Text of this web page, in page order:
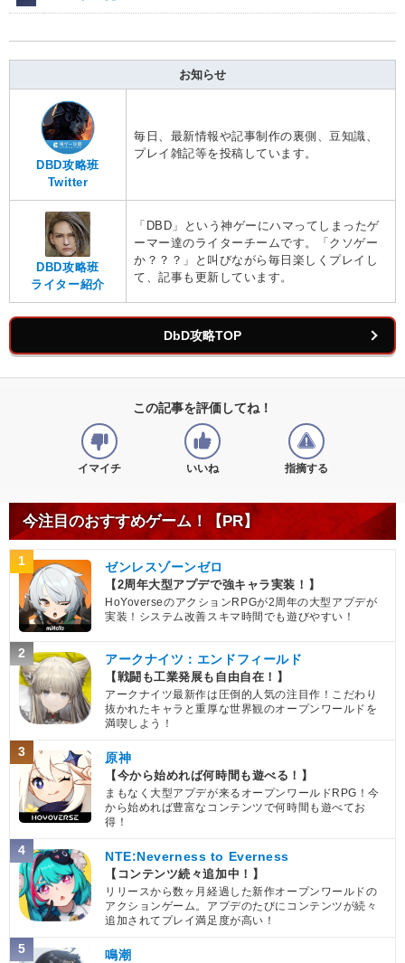
お知らせ
DBD攻略班
Twitter
毎日、最新情報や記事制作の裏側、豆知識、
プレイ雑記等を投稿しています。
DBD攻略班
ライター紹介
「DBD」という神ゲーにハマってしまったゲ
ーマー達のライターチームです。「クソゲー
か？？？」と叫びながら毎日楽しくプレイし
て、記事も更新しています。
DbD攻略TOP
この記事を評価してね！
イマイチ いいね 指摘する
今注目のおすすめゲーム！【PR】
1 ゼンレスゾーンゼロ
【2周年大型アプデで強キャラ実装！】
HoYoverseのアクションRPGが2周年の大型アプデが
実装！システム改善スキマ時間でも遊びやすい！
2 アークナイツ：エンドフィールド
【戦闘も工業発展も自由自在！】
アークナイツ最新作は圧倒的人気の注目作！こだわり
抜かれたキャラと重厚な世界観のオープンワールドを
満喫しよう！
3 原神
【今から始めれば何時間も遊べる！】
まもなく大型アプデが来るオープンワールドRPG！今
から始めれば豊富なコンテンツで何時間も遊べてお
得！
4 NTE:Neverness to Everness
【コンテンツ続々追加中！】
リリースから数ヶ月経過した新作オープンワールドの
アクションゲーム。アプデのたびにコンテンツが続々
追加されてプレイ満足度が高い！
5 鳴潮